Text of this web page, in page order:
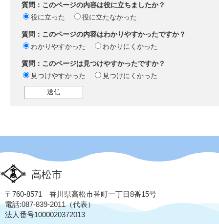
質問：このページの内容は役に立ちましたか？
役に立った
役に立たなかった
質問：このページの内容はわかりやすかったですか？
わかりやすかった
わかりにくかった
質問：このページは見つけやすかったですか？
見つけやすかった
見つけにくかった
高松市
〒760-8571 香川県高松市番町一丁目8番15号
電話:087-839-2011（代表）
法人番号1000020372013